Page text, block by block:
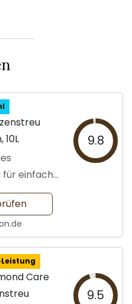
10L
einfache
9.8
Care
9.5